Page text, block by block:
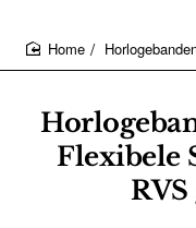
Flexibele
RVS